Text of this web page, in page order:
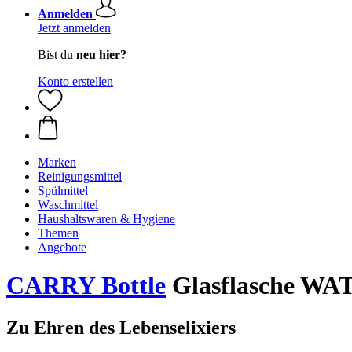
Anmelden
Jetzt anmelden
Bist du neu hier?
Konto erstellen
Marken
Reinigungsmittel
Spülmittel
Waschmittel
Haushaltswaren & Hygiene
Themen
Angebote
CARRY Bottle Glasflasche
Zu Ehren des Lebenselixiers